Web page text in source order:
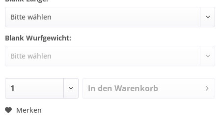
Blank Wurfgewicht:
In den Warenkorb
Merken